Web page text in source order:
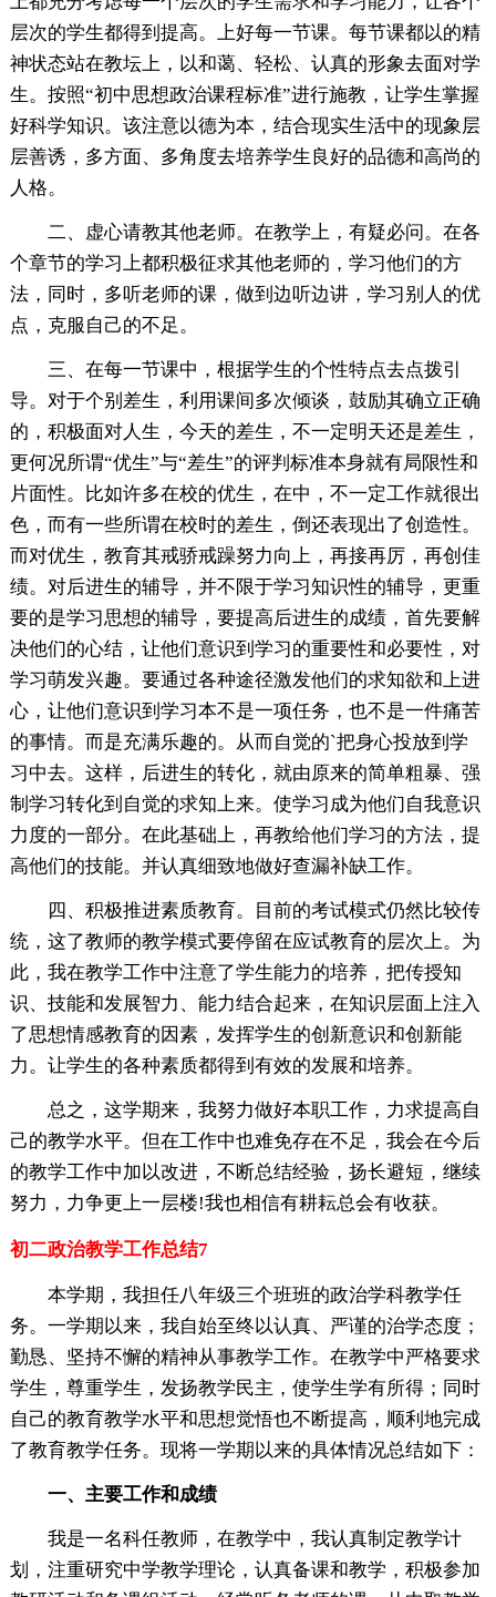
层次的学生都得到提高。上好每一节课。每节课都以的精
神状态站在教坛上，以和蔼、轻松、认真的形象去面对学
生。按照“初中思想政治课程标准”进行施教，让学生掌握
好科学知识。该注意以德为本，结合现实生活中的现象层
层善诱，多方面、多角度去培养学生良好的品德和高尚的
人格。
二、虚心请教其他老师。在教学上，有疑必问。在各
个章节的学习上都积极征求其他老师的，学习他们的方
法，同时，多听老师的课，做到边听边讲，学习别人的优
点，克服自己的不足。
三、在每一节课中，根据学生的个性特点去点拨引
导。对于个别差生，利用课间多次倾谈，鼓励其确立正确
的，积极面对人生，今天的差生，不一定明天还是差生，
更何况所谓“优生”与“差生”的评判标准本身就有局限性和
片面性。比如许多在校的优生，在中，不一定工作就很出
色，而有一些所谓在校时的差生，倒还表现出了创造性。
而对优生，教育其戒骄戒躁努力向上，再接再厉，再创佳
绩。对后进生的辅导，并不限于学习知识性的辅导，更重
要的是学习思想的辅导，要提高后进生的成绩，首先要解
决他们的心结，让他们意识到学习的重要性和必要性，对
学习萌发兴趣。要通过各种途径激发他们的求知欲和上进
心，让他们意识到学习本不是一项任务，也不是一件痛苦
的事情。而是充满乐趣的。从而自觉的`把身心投放到学
习中去。这样，后进生的转化，就由原来的简单粗暴、强
制学习转化到自觉的求知上来。使学习成为他们自我意识
力度的一部分。在此基础上，再教给他们学习的方法，提
高他们的技能。并认真细致地做好查漏补缺工作。
四、积极推进素质教育。目前的考试模式仍然比较传
统，这了教师的教学模式要停留在应试教育的层次上。为
此，我在教学工作中注意了学生能力的培养，把传授知
识、技能和发展智力、能力结合起来，在知识层面上注入
了思想情感教育的因素，发挥学生的创新意识和创新能
力。让学生的各种素质都得到有效的发展和培养。
总之，这学期来，我努力做好本职工作，力求提高自
己的教学水平。但在工作中也难免存在不足，我会在今后
的教学工作中加以改进，不断总结经验，扬长避短，继续
努力，力争更上一层楼!我也相信有耕耘总会有收获。
初二政治教学工作总结7
本学期，我担任八年级三个班班的政治学科教学任
务。一学期以来，我自始至终以认真、严谨的治学态度；
勤恳、坚持不懈的精神从事教学工作。在教学中严格要求
学生，尊重学生，发扬教学民主，使学生学有所得；同时
自己的教育教学水平和思想觉悟也不断提高，顺利地完成
了教育教学任务。现将一学期以来的具体情况总结如下：
一、主要工作和成绩
我是一名科任教师，在教学中，我认真制定教学计
划，注重研究中学教学理论，认真备课和教学，积极参加